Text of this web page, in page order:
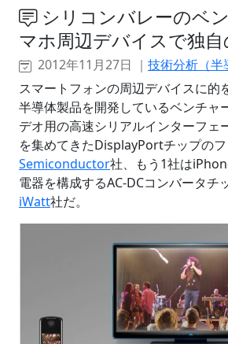
シリコンバレーのベ
マホ周辺デバイスで独自
2012年11月27日 ｜ 技術分析（半
スマートフォンの周辺デバイスに的
半導体製品を開発しているベンチャ
デオ用の高速シリアルインターフェ
を集めてきたDisplayPortチップの
Semiconductor社、もう1社は
電器を構成するAC-DCコンバータチ
iWatt社だ。